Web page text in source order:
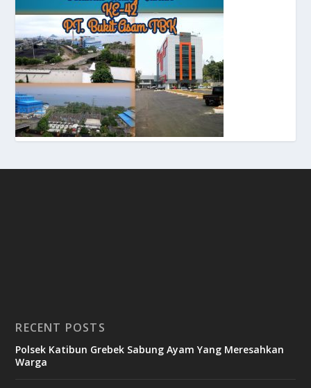
RECENT POSTS
Polsek Katibun Grebek Sabung Ayam Yang Meresahkan
Warga